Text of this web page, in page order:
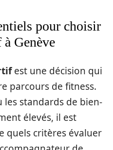
pour choisir
Genève
est une décision qui
parcours de fitness.
les standards de bien-
élevés, il est
quels critères évaluer